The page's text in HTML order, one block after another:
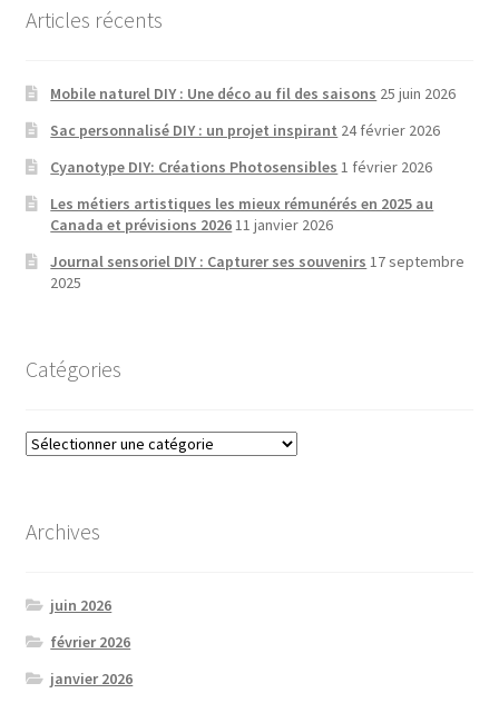
Articles récents
Mobile naturel DIY : Une déco au fil des saisons 25 juin 2026
Sac personnalisé DIY : un projet inspirant 24 février 2026
Cyanotype DIY: Créations Photosensibles 1 février 2026
Les métiers artistiques les mieux rémunérés en 2025 au
Canada et prévisions 202611 janvier 2026
Journal sensoriel DIY : Capturer ses souvenirs 17 septembre
2025
Catégories
Catégories
Archives
juin 2026
février 2026
janvier 2026